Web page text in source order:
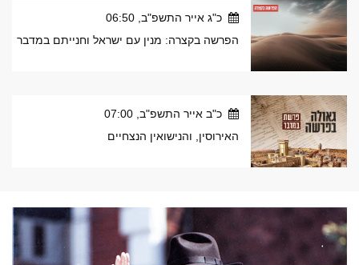
כ"ג אייר התשפ"ב, 06:50
הפרשה בקצרה: מנין עם ישראל וחנייתם במדבר
כ"ב אייר התשפ"ב, 07:00
האירוסין, והנישואין הנצחיים